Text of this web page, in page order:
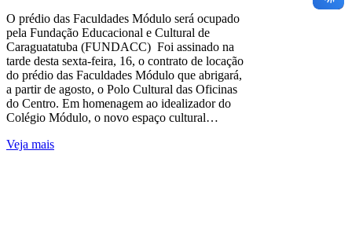
O prédio das Faculdades Módulo será ocupado
pela Fundação Educacional e Cultural de
Caraguatatuba (FUNDACC) Foi assinado na
tarde desta sexta-feira, 16, o contrato de locação
do prédio das Faculdades Módulo que abrigará,
a partir de agosto, o Polo Cultural das Oficinas
do Centro. Em homenagem ao idealizador do
Colégio Módulo, o novo espaço cultural…
Veja mais